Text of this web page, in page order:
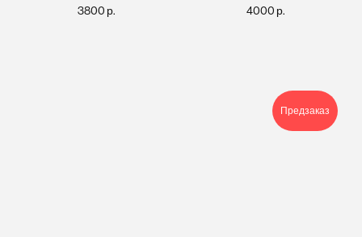
3800 р. 4000 р.
Предзаказ